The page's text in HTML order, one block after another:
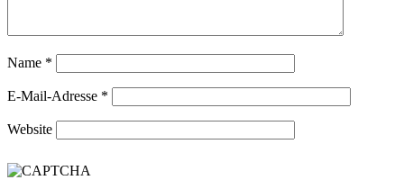
Name *
E-Mail-Adresse *
Website